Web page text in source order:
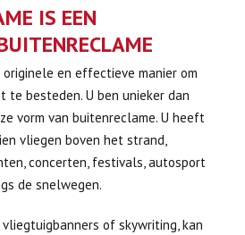
IS EEN
en effectieve manier om
te besteden. U ben unieker dan
vorm van buitenreclame. U heeft
vliegen boven het strand,
concerten, festivals, autosport
de snelwegen.
of skywriting, kan